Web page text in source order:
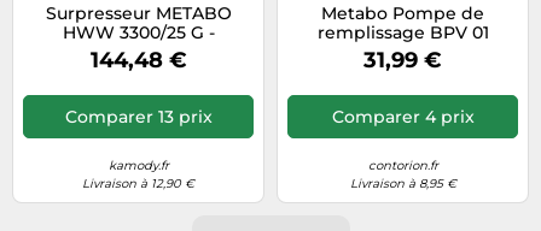
Surpresseur METABO
HWW 3300/25 G -
600968000 G
144,48 €
Comparer 13 prix
kamody.fr
Livraison à 12,90 €
Metabo Pompe de
remplissage BPV 01
627621000 – 1 pièce
31,99 €
Comparer 4 prix
contorion.fr
Livraison à 8,95 €